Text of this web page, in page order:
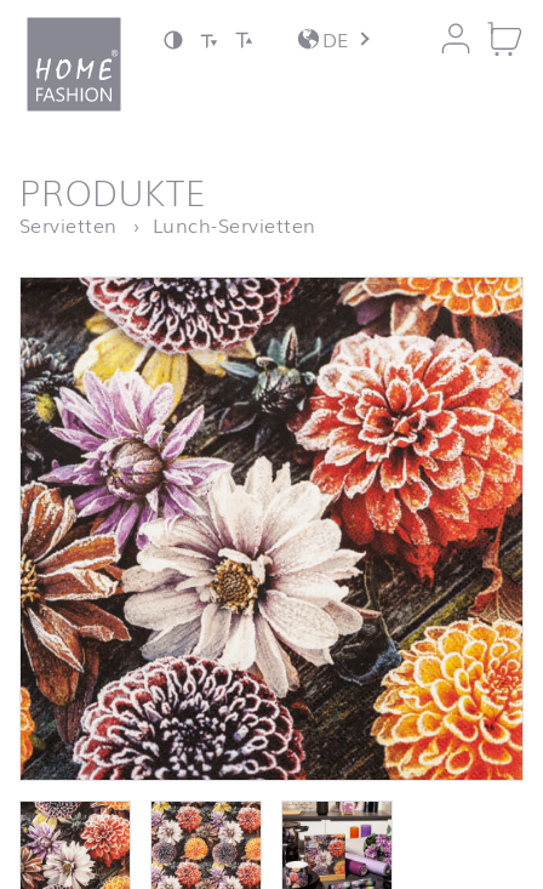
Zum Inhalt springen
DE
Startseite
PRODUKTE
Servietten Lunch-Servietten